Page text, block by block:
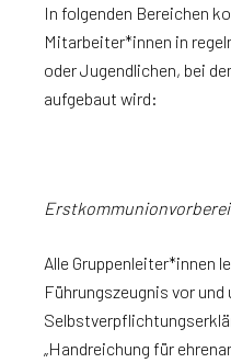
In folgenden Bereichen
Mitarbeiter*innen in
oder Jugendlichen, bei
aufgebaut wird:
Alle Gruppenleiter*innen
Führungszeugnis vor
„Handreichung für